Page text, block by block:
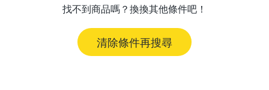
找不到商品嗎？換換其他條件吧！
清除條件再搜尋